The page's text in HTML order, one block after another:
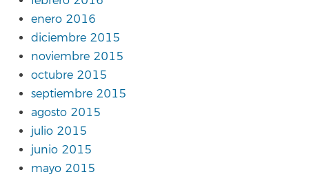
enero 2016
diciembre 2015
noviembre 2015
octubre 2015
septiembre 2015
agosto 2015
julio 2015
junio 2015
mayo 2015